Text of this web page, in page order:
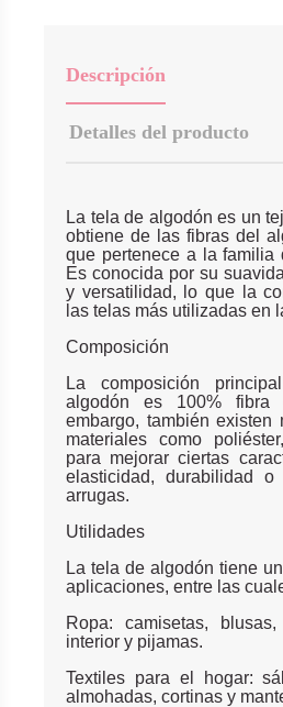
Descripción
Detalles del producto
La tela de algodón es un
obtiene de las fibras del
que pertenece a la familia
Es conocida por su
y versatilidad, lo que la
las telas más utilizadas en
Composición
La composición
algodón es 100% fibra
embargo, también existen
materiales como
para mejorar ciertas
elasticidad, durabilidad
arrugas.
Utilidades
La tela de algodón tiene
aplicaciones, entre las
Ropa: camisetas,
interior y pijamas.
Textiles para el hogar:
almohadas, cortinas y